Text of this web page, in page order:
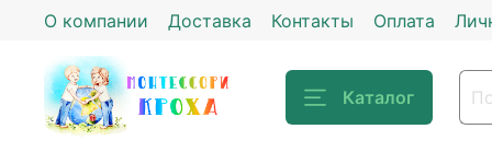
О компании Доставка Контакты Оплата
Каталог